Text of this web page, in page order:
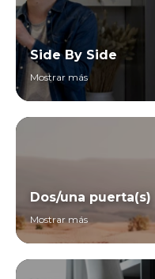
Side By Side
Mostrar más
Dos/una puerta(s)
Mostrar más